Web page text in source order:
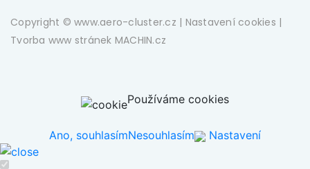
Copyright © www.aero-cluster.cz | Nastavení cookies |
Tvorba www stránek MACHIN.cz
Používáme cookies
Ano, souhlasímNesouhlasím Nastavení